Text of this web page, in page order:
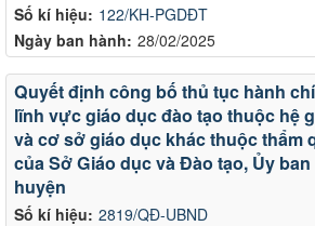
Số kí hiệu: 122/KH-PGDĐT
Ngày ban hành: 28/02/2025
Số kí hiệu: 2819/QĐ-UBND
Quyết định công bố thủ tục hành
lĩnh vực giáo dục đào tạo thuộc hệ
và cơ sở giáo dục khác thuộc thẩm
của Sở Giáo dục và Đào tạo, Ủy
huyện